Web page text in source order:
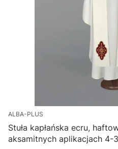
ALBA-PLUS
Stuła kapłańska ecru,
aksamitnych aplikacjach 4-